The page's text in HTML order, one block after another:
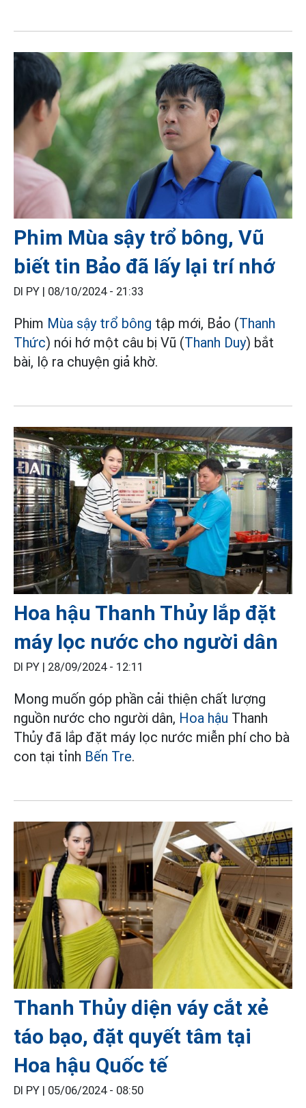
Phim Mùa sậy trổ bông, Vũ
biết tin Bảo đã lấy lại trí nhớ
DI PY | 08/10/2024 - 21:33
Phim Mùa sậy trổ bông tập mới, Bảo (Thanh
Thức) nói hớ một câu bị Vũ (Thanh Duy) bắt
bài, lộ ra chuyện giả khờ.
Hoa hậu Thanh Thủy lắp đặt
máy lọc nước cho người dân
DI PY | 28/09/2024 - 12:11
Mong muốn góp phần cải thiện chất lượng
nguồn nước cho người dân, Hoa hậu Thanh
Thủy đã lắp đặt máy lọc nước miễn phí cho bà
con tại tỉnh Bến Tre.
Thanh Thủy diện váy cắt xẻ
táo bạo, đặt quyết tâm tại
Hoa hậu Quốc tế
DI PY | 05/06/2024 - 08:50